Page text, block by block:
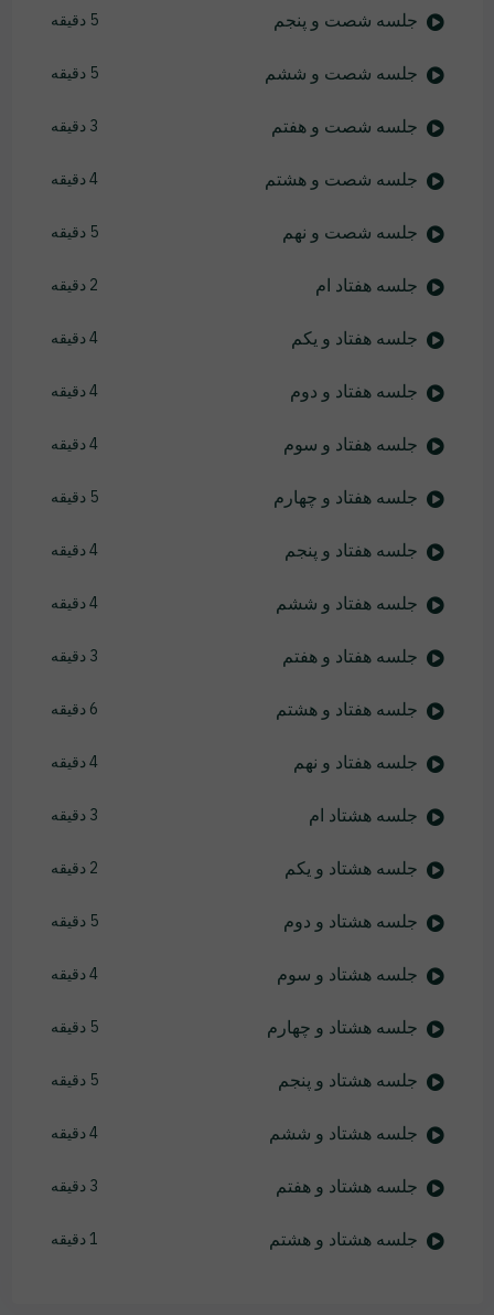
جلسه شصت و پنجم 5 دقیقه
جلسه شصت و ششم 5 دقیقه
جلسه شصت و هفتم 3 دقیقه
جلسه شصت و هشتم 4 دقیقه
جلسه شصت و نهم 5 دقیقه
جلسه هفتاد ام 2 دقیقه
جلسه هفتاد و یکم 4 دقیقه
جلسه هفتاد و دوم 4 دقیقه
جلسه هفتاد و سوم 4 دقیقه
جلسه هفتاد و چهارم 5 دقیقه
جلسه هفتاد و پنجم 4 دقیقه
جلسه هفتاد و ششم 4 دقیقه
جلسه هفتاد و هفتم 3 دقیقه
جلسه هفتاد و هشتم 6 دقیقه
جلسه هفتاد و نهم 4 دقیقه
جلسه هشتاد ام 3 دقیقه
جلسه هشتاد و یکم 2 دقیقه
جلسه هشتاد و دوم 5 دقیقه
جلسه هشتاد و سوم 4 دقیقه
جلسه هشتاد و چهارم 5 دقیقه
جلسه هشتاد و پنجم 5 دقیقه
جلسه هشتاد و ششم 4 دقیقه
جلسه هشتاد و هفتم 3 دقیقه
جلسه هشتاد و هشتم 1 دقیقه